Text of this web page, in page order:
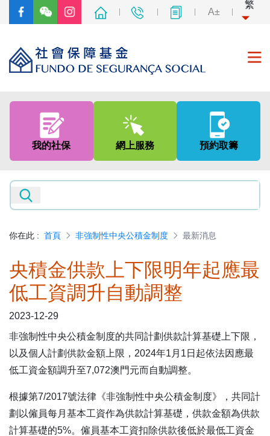
A±
繁
關於我們
表格下載區
我的社保 網上服務 預約取籌
你在此 : 首頁 非強制性中央公積金制度 最新消息
央積金供款上下限明年起應最
低工資調升自動調整
2023-12-29
非強制性中央公積金制度的共同計劃供款計算基礎上下限，
以及個人計劃供款金額上限，2024年1月1日起依法因應最
低工資金額調升至7,072澳門元而自動調整。
根據第7/2017號法律《非強制性中央公積金制度》，共同計
劃以僱員每月基本工資作為供款計算基礎，供款金額為供款
計算基礎的5%。僱員基本工資扣除供款後低於最低工資金